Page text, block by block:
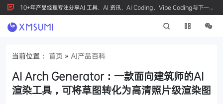
10+年产品经理专注分享AI 工具、AI 资讯、AI Coding、Vibe Coding与下一代
产品创新，按 Ctrl+D 收藏我们
当前位置： 首页 » AI产品百科
AI Arch Generator：一款面向建筑师的AI
渲染工具，可将草图转化为高清照片级渲染图